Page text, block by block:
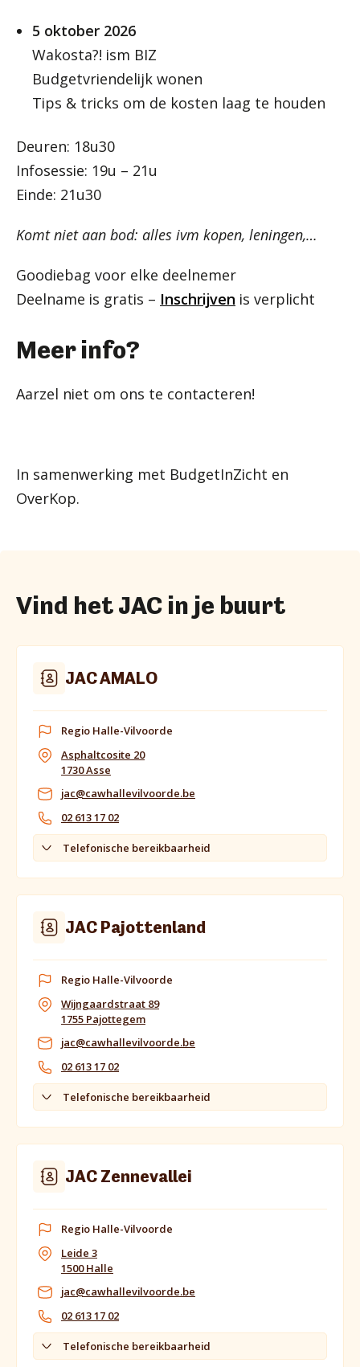
5 oktober 2026
Wakosta?! ism BIZ
Budgetvriendelijk wonen
Tips & tricks om de kosten laag te houden
Deuren: 18u30
Infosessie: 19u – 21u
Einde: 21u30
Komt niet aan bod: alles ivm kopen, leningen,…
Goodiebag voor elke deelnemer
Deelname is gratis – Inschrijven is verplicht
Meer info?
Aarzel niet om ons te contacteren!
In samenwerking met BudgetInZicht en
OverKop.
Vind het JAC in je buurt
JAC AMALO
Regio Halle-Vilvoorde
Asphaltcosite 20
1730 Asse
jac@cawhallevilvoorde.be
02 613 17 02
Telefonische bereikbaarheid
JAC Pajottenland
Regio Halle-Vilvoorde
Wijngaardstraat 89
1755 Pajottegem
jac@cawhallevilvoorde.be
02 613 17 02
Telefonische bereikbaarheid
JAC Zennevallei
Regio Halle-Vilvoorde
Leide 3
1500 Halle
jac@cawhallevilvoorde.be
02 613 17 02
Telefonische bereikbaarheid